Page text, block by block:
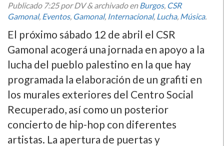
Publicado 7:25por DV&archivado enBurgos, CSR
Gamonal, Eventos, Gamonal, Internacional, Lucha, Música.
El próximo sábado 12 de abril el CSR
Gamonal acogerá una jornada en apoyo a la
lucha del pueblo palestino en la que hay
programada la elaboración de un grafiti en
los murales exteriores del Centro Social
Recuperado, así como un posterior
concierto de hip-hop con diferentes
artistas. La apertura de puertas y